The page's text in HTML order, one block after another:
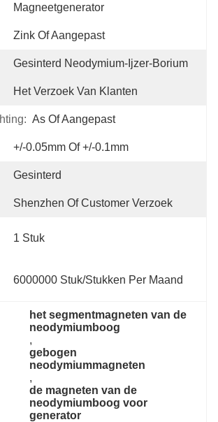
Magneetgenerator
Zink Of Aangepast
Gesinterd Neodymium-Ijzer-Borium
Het Verzoek Van Klanten
As Of Aangepast
+/-0.05mm Of +/-0.1mm
Gesinterd
Shenzhen Of Customer Verzoek
1 Stuk
6000000 Stuk/Stukken Per Maand
het segmentmagneten van de
neodymiumboog
,
gebogen
neodymiummagneten
,
de magneten van de
neodymiumboog voor
generator